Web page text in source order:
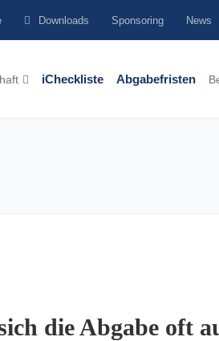
Downloads Sponsoring News
iCheckliste Abgabefristen
die Abgabe oft